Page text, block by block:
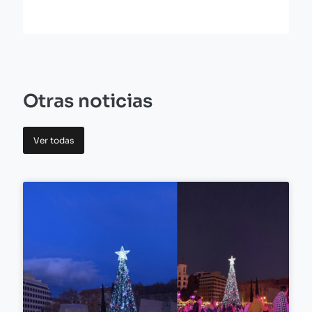
Otras noticias
Ver todas